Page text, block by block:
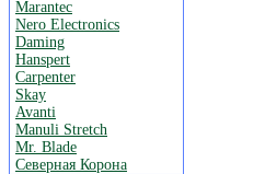
Marantec
Nero Electronics
Daming
Hanspert
Carpenter
Skay
Avanti
Manuli Stretch
Mr. Blade
Северная Корона